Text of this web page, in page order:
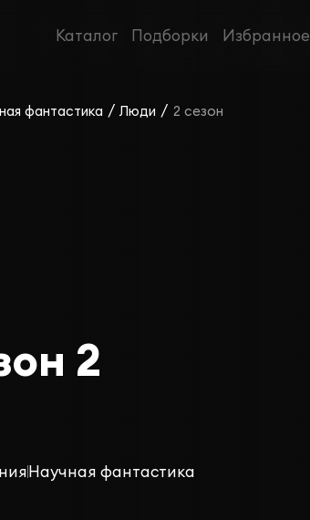
Каталог Подборки Избранное
фантастика / Люди / 2 сезон
2
Научная фантастика